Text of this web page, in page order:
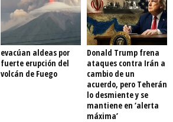
evacúan aldeas por
fuerte erupción del
volcán de Fuego
Donald Trump frena
ataques contra Irán a
cambio de un
acuerdo, pero Teherán
lo desmiente y se
mantiene en ‘alerta
máxima’